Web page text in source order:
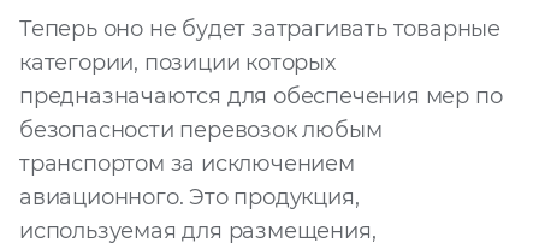
Теперь оно не будет затрагивать товарные
категории, позиции которых
предназначаются для обеспечения мер по
безопасности перевозок любым
транспортом за исключением
авиационного. Это продукция,
используемая для размещения,